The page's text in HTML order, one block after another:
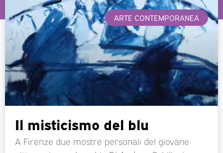
ARTE CONTEMPORANEA
Il misticismo del blu
A Firenze due mostre personali del giovane